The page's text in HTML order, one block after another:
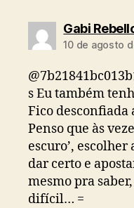
Gabi
10 de agosto
s Eu também
Fico desconfiada
Penso que às
escuro’,
dar certo e
mesmo pra
difícil… =